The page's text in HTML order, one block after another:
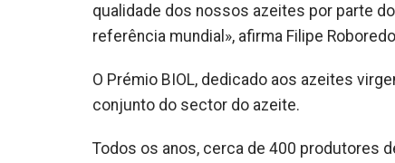
qualidade dos nossos azeites por parte
referência mundial», afirma Filipe
O Prémio BIOL, dedicado aos azeites
conjunto do sector do azeite.
Todos os anos, cerca de 400 produtores